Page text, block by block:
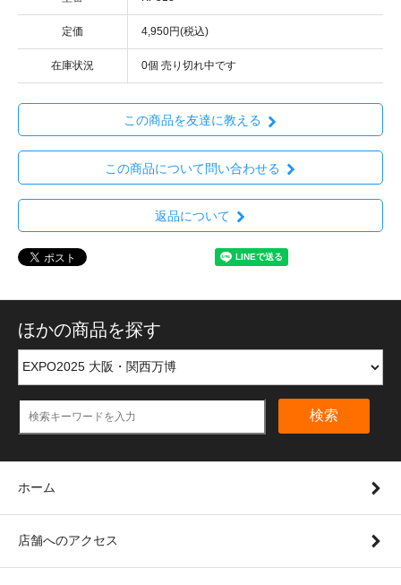
定価 4,950円(税込)
在庫状況 0個 売り切れ中です
この商品を友達に教える
この商品について問い合わせる
返品について
ほかの商品を探す
検索
ホーム
店舗へのアクセス